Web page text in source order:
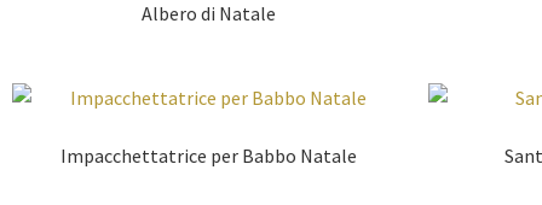
Albero di Natale
Impacchettatrice per Babbo Natale